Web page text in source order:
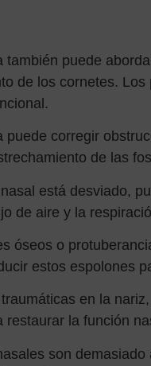
también puede
de los cornetes.
puede corregir
de las
está desviado,
de aire y la
óseos o
estos espolones
en la
restaurar la función
son